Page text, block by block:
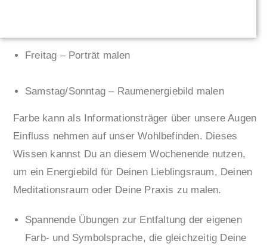
Freitag – Porträt malen
Samstag/Sonntag – Raumenergiebild malen
Farbe kann als Informationsträger über unsere Augen
Einfluss nehmen auf unser Wohlbefinden. Dieses
Wissen kannst Du an diesem Wochenende nutzen,
um ein Energiebild für Deinen Lieblingsraum, Deinen
Meditationsraum oder Deine Praxis zu malen.
Spannende Übungen zur Entfaltung der eigenen
Farb- und Symbolsprache, die gleichzeitig Deine